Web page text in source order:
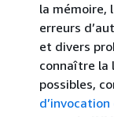
la mémoire,
erreurs
et divers
connaître la
possibles,